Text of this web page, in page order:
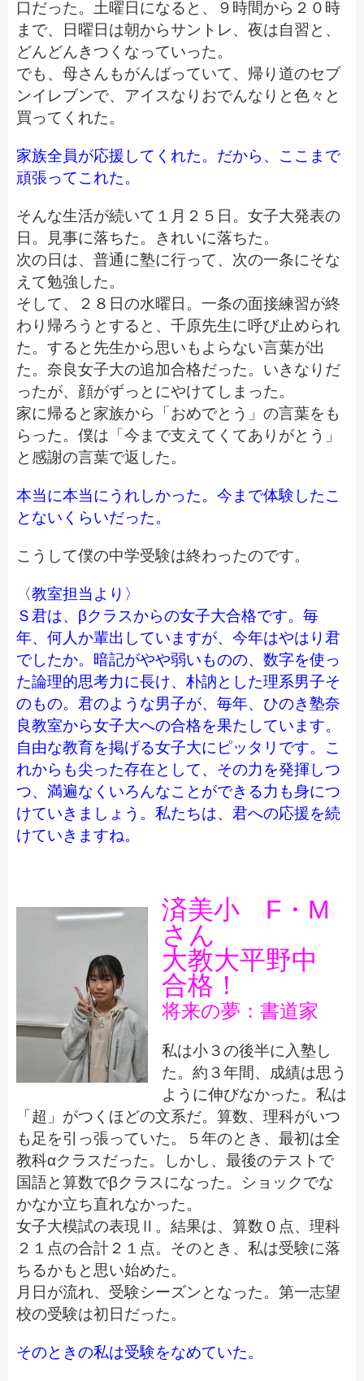
口だった。土曜日になると、９時間から２０時
まで、日曜日は朝からサントレ、夜は自習と、
どんどんきつくなっていった。
でも、母さんもがんばっていて、帰り道のセブ
ンイレブンで、アイスなりおでんなりと色々と
買ってくれた。
家族全員が応援してくれた。だから、ここまで
頑張ってこれた。
そんな生活が続いて１月２５日。女子大発表の
日。見事に落ちた。きれいに落ちた。
次の日は、普通に塾に行って、次の一条にそな
えて勉強した。
そして、２８日の水曜日。一条の面接練習が終
わり帰ろうとすると、千原先生に呼び止められ
た。すると先生から思いもよらない言葉が出
た。奈良女子大の追加合格だった。いきなりだ
ったが、顔がずっとにやけてしまった。
家に帰ると家族から「おめでとう」の言葉をも
らった。僕は「今まで支えてくてありがとう」
と感謝の言葉で返した。
本当に本当にうれしかった。今まで体験したこ
とないくらいだった。
こうして僕の中学受験は終わったのです。
〈教室担当より〉
Ｓ君は、βクラスからの女子大合格です。毎
年、何人か輩出していますが、今年はやはり君
でしたか。暗記がやや弱いものの、数字を使っ
た論理的思考力に長け、朴訥とした理系男子そ
のもの。君のような男子が、毎年、ひのき塾奈
良教室から女子大への合格を果たしています。
自由な教育を掲げる女子大にピッタリです。こ
れからも尖った存在として、その力を発揮しつ
つ、満遍なくいろんなことができる力も身につ
けていきましょう。私たちは、君への応援を続
けていきますね。
済美小 F・M
さん
大教大平野中
合格！
将来の夢 ：書道家
私は小３の後半に入塾し
た。約３年間、成績は思う
ように伸びなかった。私は
「超」がつくほどの文系だ。算数、理科がいつ
も足を引っ張っていた。５年のとき、最初は全
教科αクラスだった。しかし、最後のテストで
国語と算数でβクラスになった。ショックでな
かなか立ち直れなかった。
女子大模試の表現Ⅱ。結果は、算数０点、理科
２１点の合計２１点。そのとき、私は受験に落
ちるかもと思い始めた。
月日が流れ、受験シーズンとなった。第一志望
校の受験は初日だった。
そのときの私は受験をなめていた。